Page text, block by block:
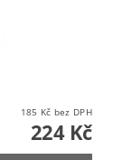
185 Kč bez DPH
224 Kč